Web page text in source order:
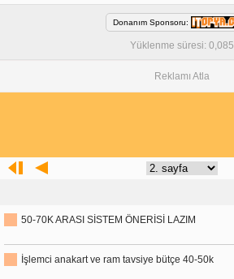
Donanım Sponsoru:
Yüklenme süresi: 0,085
Reklamı Atla
50-70K ARASI SİSTEM ÖNERİSİ LAZIM
İşlemci anakart ve ram tavsiye bütçe 40-50k